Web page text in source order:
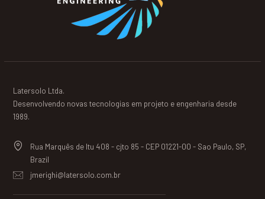
Latersolo Ltda.
Desenvolvendo novas tecnologias em projeto e engenharia desde
1989.
Rua Marquês de Itu 408 - cjto 85 - CEP 01221-00 - Sao Paulo, SP,
Brazil
jmerighi@latersolo.com.br